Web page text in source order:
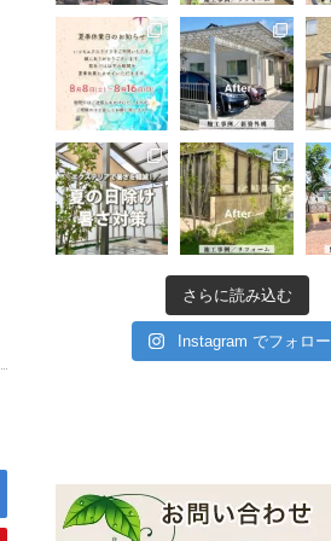
さらに読み込む
Instagram でフォロー